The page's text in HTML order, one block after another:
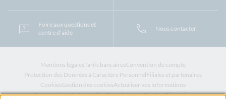
Foire aux questions et
centre d'aide
Nous contacter
Mentions légalesTarifs bancairesConvention de compte
Protection des Données à Caractère PersonnelFiliales et partenaires
CookiesGestion des cookiesActualiser vos informations
Contestation et réclamationCoordonnées Centres Financiers